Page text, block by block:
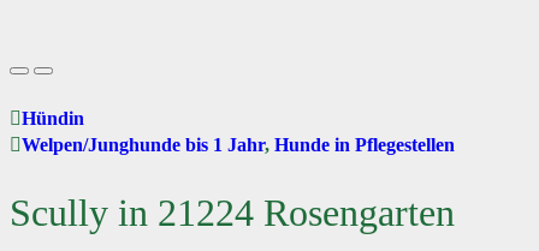
Hündin
Welpen/Junghunde bis 1 Jahr, Hunde in Pflegestellen
Scully in 21224 Rosengarten